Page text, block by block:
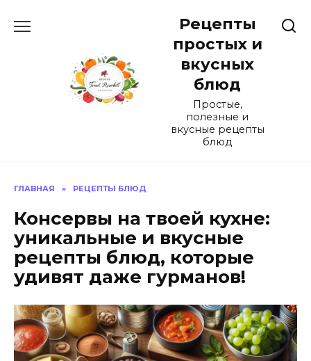
Рецепты
простых и
вкусных
блюд
Простые,
полезные и
вкусные рецепты
блюд
ГЛАВНАЯ » РЕЦЕПТЫ БЛЮД
Консервы на твоей кухне:
уникальные и вкусные
рецепты блюд, которые
удивят даже гурманов!